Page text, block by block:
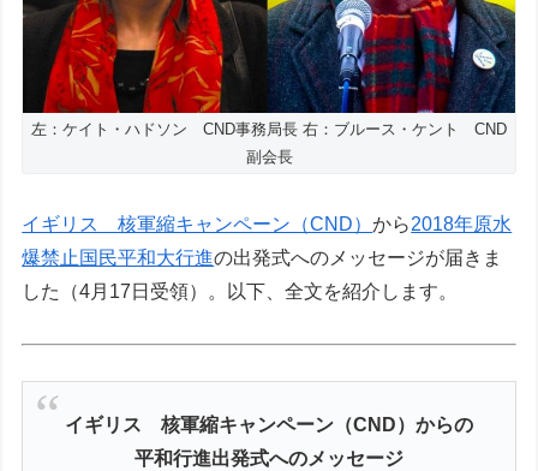
左：ケイト・ハドソン CND事務局長 右：ブルース・ケント CND
副会長
イギリス 核軍縮キャンペーン（CND）から2018年原水
爆禁止国民平和大行進の出発式へのメッセージが届きま
した（4月17日受領）。以下、全文を紹介します。
イギリス 核軍縮キャンペーン（CND）からの
平和行進出発式へのメッセージ